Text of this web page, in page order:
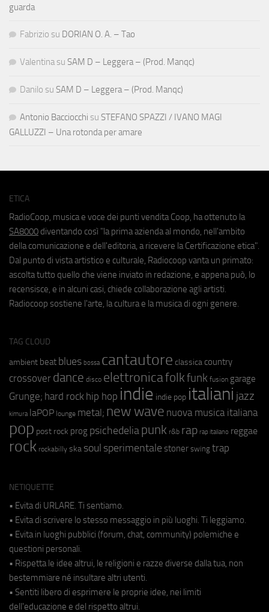
guarda
Fabrizio su DORIAN O. A. – Tao
Valentina su SAM D – Leggera – (Prod. Manqc)
Danilo su SAM D – Leggera – (Prod. Manqc)
Antonio Bacciocchi su STEFANO SPAZZI / IVANO MAGI
GALLUZZI – Una rotonda per amare
ETICA
RadioCoop, musica e voce dei punti vendita Coop, ha ottenuto la
SA8000 diventando così "la prima azienda al mondo, nell'ambito
della comunicazione e dell'editoria, a ricevere la Certificazione etica".
Dal punto di vista artistico e culturale, Radiocoop vanta un primato:
ascolta tutto quello che viene inviato in redazione, e appena può, lo
recensisce, e in alcuni casi, chiede collaborazione agli artisti.
Radiocoop sostiene l'arte, la cultura e la musica di ogni genere.
TAG CLOUD
ambient beat blues bossa cantautore classica country
crossover dance disco elettronicafolkfunk fusion garage
Grunge; hard rock hip hop indie indie pop italiani jazz
kimura laPOP lounge metal; new wave nuova musica italiana
pop post rock prog psichedeliapunk r&b rap rap italiano reggae
rock rockabilly ska soul sperimentale stoner swing trap
NETIQUETTE
• Evita di URLARE. Ti sentiamo.
• Evita di scrivere lo stesso messaggio in più luoghi. Ti leggiamo.
• Evita in luoghi pubblici (forum, chat, community) polemiche e
questioni personali.
• Rispetta le idee altrui, le religioni e razze diverse dalla tua, non
bestemmiare né insultare altri utenti.
• Sentiti libero di esprimere le proprie idee, nei limiti
dell'educazione e del rispetto altrui.